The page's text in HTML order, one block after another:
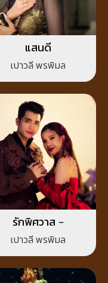
แสนดี
เปาวลี พรพิมล
รักพิศวาส –
เปาวลี พรพิมล